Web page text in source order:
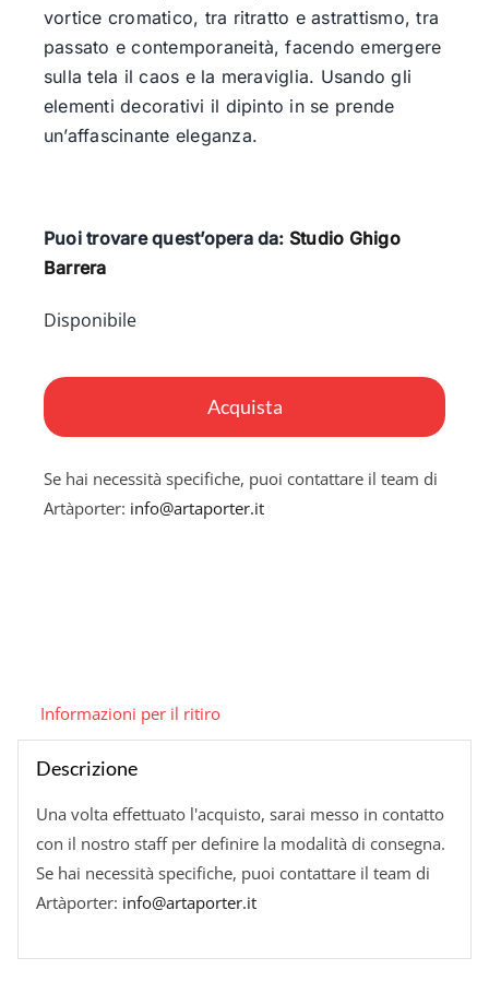
vortice cromatico, tra ritratto e astrattismo, tra
passato e contemporaneità, facendo emergere
sulla tela il caos e la meraviglia. Usando gli
elementi decorativi il dipinto in se prende
un’affascinante eleganza.
Puoi trovare quest’opera da: Studio Ghigo
Barrera
Disponibile
Ragazza
con
Acquista
Se hai necessità specifiche, puoi contattare il team di
Artàporter: info@artaporter.it
Informazioni per il ritiro
Descrizione
Una volta effettuato l'acquisto, sarai messo in contatto
con il nostro staff per definire la modalità di consegna.
Se hai necessità specifiche, puoi contattare il team di
Artàporter: info@artaporter.it